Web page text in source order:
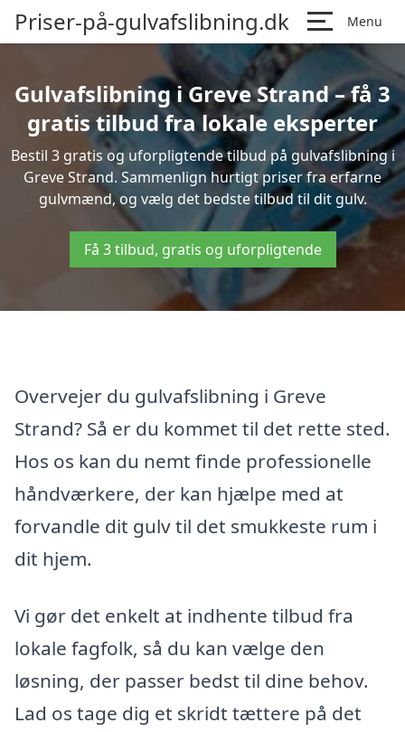
Priser-på-gulvafslibning.dk Menu
Gulvafslibning i Greve Strand – få 3
gratis tilbud fra lokale eksperter
Bestil 3 gratis og uforpligtende tilbud på gulvafslibning i
Greve Strand. Sammenlign hurtigt priser fra erfarne
gulvmænd, og vælg det bedste tilbud til dit gulv.
Få 3 tilbud, gratis og uforpligtende
Overvejer du gulvafslibning i Greve
Strand? Så er du kommet til det rette sted.
Hos os kan du nemt finde professionelle
håndværkere, der kan hjælpe med at
forvandle dit gulv til det smukkeste rum i
dit hjem.
Vi gør det enkelt at indhente tilbud fra
lokale fagfolk, så du kan vælge den
løsning, der passer bedst til dine behov.
Lad os tage dig et skridt tættere på det